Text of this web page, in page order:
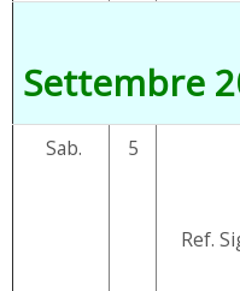
Settembre
Sab. 5
Ref.